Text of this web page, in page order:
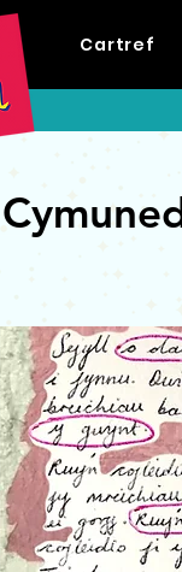
Cartref